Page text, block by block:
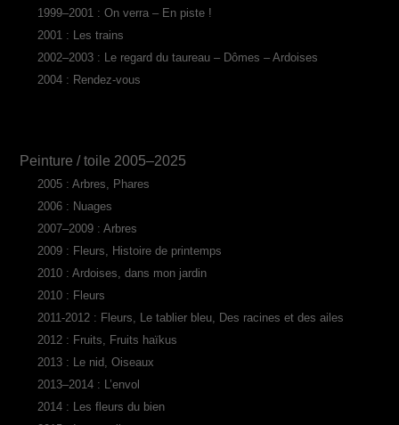
1999–2001 : On verra – En piste !
2001 : Les trains
2002–2003 : Le regard du taureau – Dômes – Ardoises
2004 : Rendez-vous
Peinture / toile 2005–2025
2005 : Arbres, Phares
2006 : Nuages
2007–2009 : Arbres
2009 : Fleurs, Histoire de printemps
2010 : Ardoises, dans mon jardin
2010 : Fleurs
2011-2012 : Fleurs, Le tablier bleu, Des racines et des ailes
2012 : Fruits, Fruits haïkus
2013 : Le nid, Oiseaux
2013–2014 : L’envol
2014 : Les fleurs du bien